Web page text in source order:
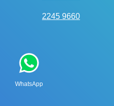
2245 9660
WhatsApp